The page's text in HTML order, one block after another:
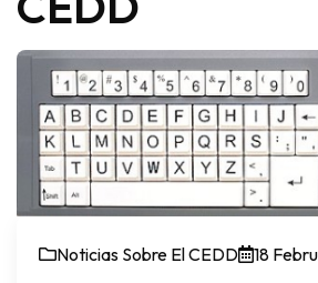
Noticias Sobre El CEDD 18